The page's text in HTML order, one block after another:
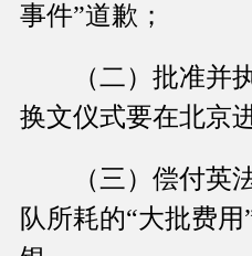
事件”道歉；
（二）批准并执
换文仪式要在北京
（三）偿付英法
队所耗的“大批费用